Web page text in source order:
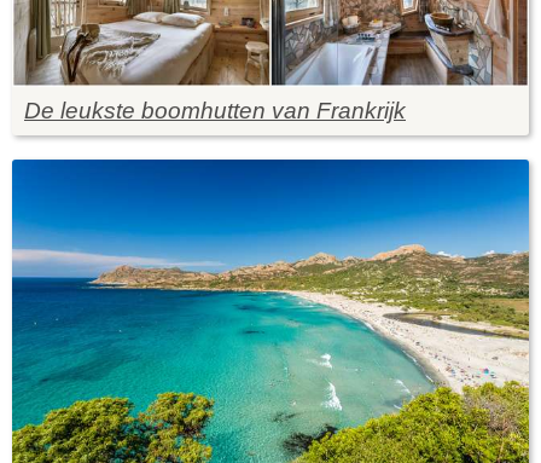
De leukste boomhutten van Frankrijk